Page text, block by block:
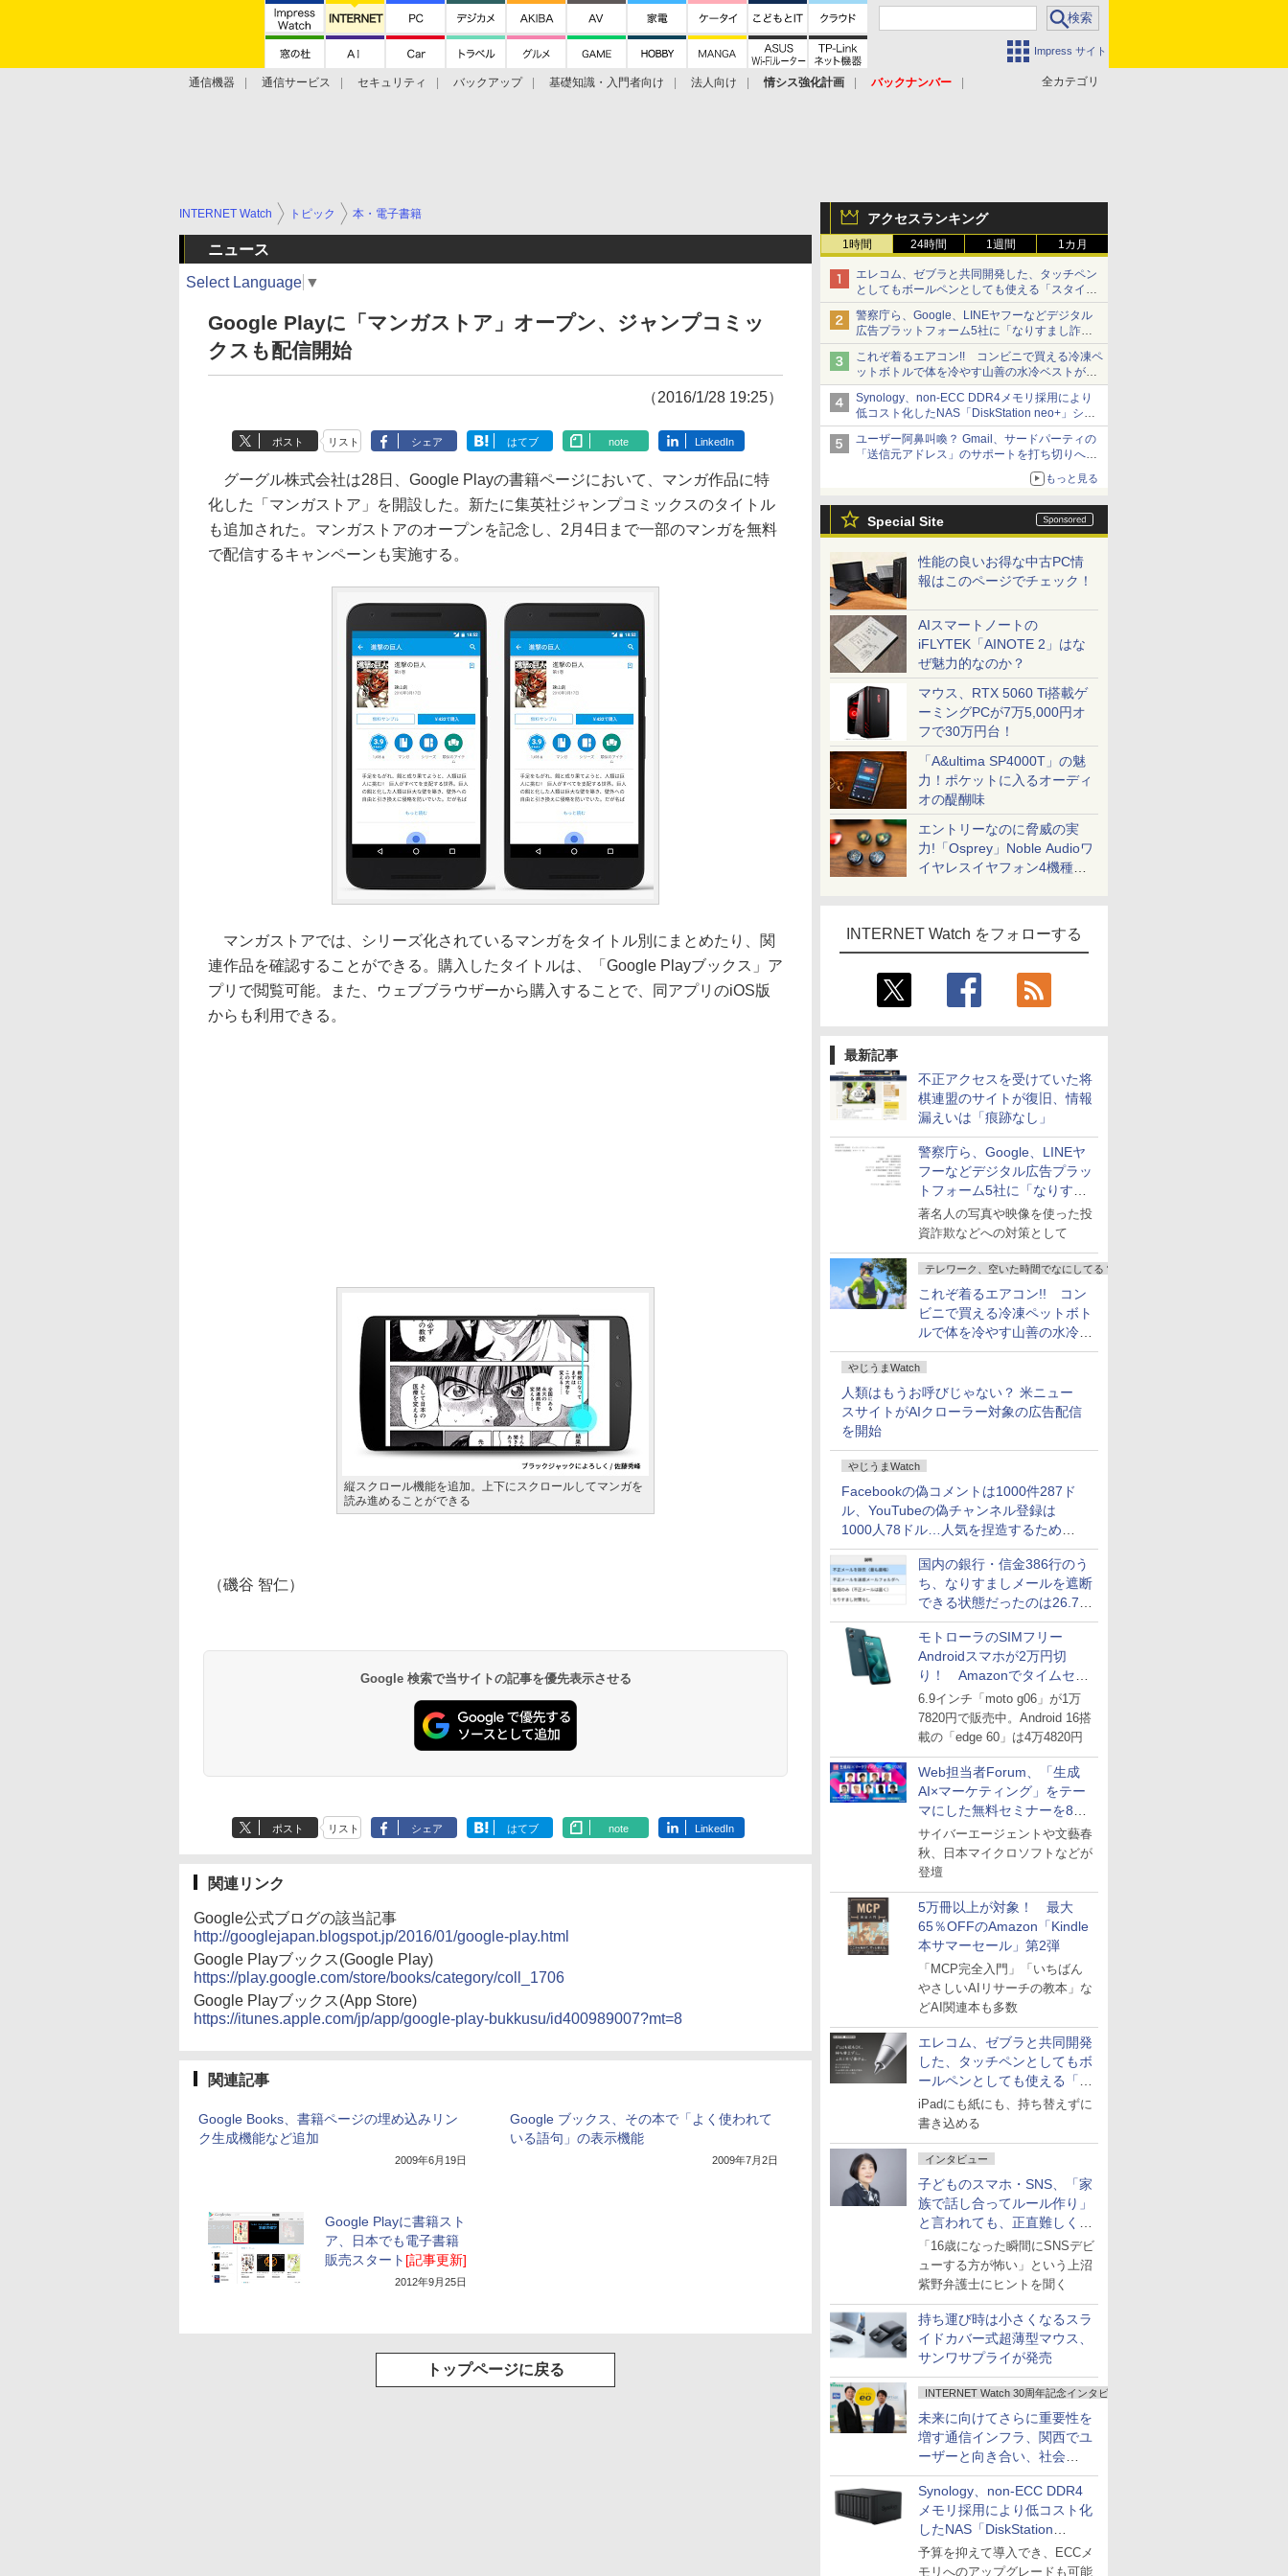
Impress サイト
全カテゴリ
通信機器 通信サービス セキュリティ バックアップ 基礎知識・入門者向け 法人向け 情シス強化計画
バックナンバー
アクセスランキング
1時間 24時間 1週間 1カ月
エレコム、ゼブラと共同開発した、タッチペン
としてもボールペンとしても使える「スタイラ
スツーウェイ」発売 iPadにも紙にも、持ち替
えずに書き込める
警察庁ら、Google、LINEヤフーなどデジタル
広告プラットフォーム5社に「なりすまし詐欺
広告」対策強化を要請 著名人の写真や映像を
使った投資詐欺などへの対策として
これぞ着るエアコン!! コンビニで買える冷凍ペ
ットボトルで体を冷やす山善の水冷ベストがロ
ードバイクにちょうどいい【ぼっち・ざ・ろー
ど！その14】【空いた時間でなにしてる？】
Synology、non-ECC DDR4メモリ採用により
低コスト化したNAS「DiskStation neo+」シリ
ーズ 予算を抑えて導入でき、ECCメモリへの
アップグレードも可能
ユーザー阿鼻叫喚？ Gmail、サードパーティの
「送信元アドレス」のサポートを打ち切りへ
もっと見る
Special Site
性能の良いお得な中古PC情
報はこのページでチェック！
AIスマートノートの
iFLYTEK「AINOTE 2」はな
ぜ魅力的なのか？
マウス、RTX 5060 Ti搭載ゲ
ーミングPCが7万5,000円オ
フで30万円台！
「A&ultima SP4000T」の魅
力！ポケットに入るオーディ
オの醍醐味
エントリーなのに脅威の実
力!「Osprey」Noble Audioワ
イヤレスイヤフォン4機種を
INTERNET Watch をフォローする
最新記事
不正アクセスを受けていた将
棋連盟のサイトが復旧、情報
漏えいは「痕跡なし」
警察庁ら、Google、LINEヤ
フーなどデジタル広告プラッ
トフォーム5社に「なりすま
し詐欺広告」対策強化を要請
著名人の写真や映像を使った投
資詐欺などへの対策として
テレワーク、空いた時間でなにしてる？
これぞ着るエアコン!! コン
ビニで買える冷凍ペットボト
ルで体を冷やす山善の水冷ベ
ストがロードバイクにちょう
どいい【ぼっち・ざ・ろー
ど！その14】
やじうまWatch
人類はもうお呼びじゃない？ 米ニュー
スサイトがAIクローラー対象の広告配信
を開始
やじうまWatch
Facebookの偽コメントは1000件287ド
ル、YouTubeの偽チャンネル登録は
1000人78ドル…人気を捏造するための
価格リストが公開中
国内の銀行・信金386行のう
ち、なりすましメールを遮断
できる状態だったのは26.7％
にとどまる～GMOブランド
セキュリティ調査
モトローラのSIMフリー
Androidスマホが2万円切
り！ Amazonでタイムセー
ル
6.9インチ「moto g06」が1万
7820円で販売中。Android 16搭
載の「edge 60」は4万4820円
Web担当者Forum、「生成
AI×マーケティング」をテー
マにした無料セミナーを8月
27日にオンライン開催
サイバーエージェントや文藝春
秋、日本マイクロソフトなどが
登壇
5万冊以上が対象！ 最大
65％OFFのAmazon「Kindle
本サマーセール」第2弾
「MCP完全入門」「いちばん
やさしいAIリサーチの教本」な
どAI関連本も多数
エレコム、ゼブラと共同開発
した、タッチペンとしてもボ
ールペンとしても使える「ス
タイラスツーウェイ」発売
iPadにも紙にも、持ち替えずに
書き込める
インタビュー
子どものスマホ・SNS、「家
族で話し合ってルール作り」
と言われても、正直難しくな
いですか？
「16歳になった瞬間にSNSデビ
ューする方が怖い」という上沼
紫野弁護士にヒントを聞く
持ち運び時は小さくなるスラ
イドカバー式超薄型マウス、
サンワサプライが発売
INTERNET Watch 30周年記念インタビュー
未来に向けてさらに重要性を
増す通信インフラ、関西でユ
ーザーと向き合い、社会
の“あたらしい”を起動し続け
る～オプテージ
Synology、non-ECC DDR4
メモリ採用により低コスト化
したNAS「DiskStation
neo+」シリーズ
予算を抑えて導入でき、ECCメ
モリへのアップグレードも可能
INTERNET Watch トピック 本・電子書籍
ニュース
Select Language ▼
Google Playに「マンガストア」オープン、ジャンプコミッ
クスも配信開始
（2016/1/28 19:25）
ポスト リスト シェア はてブ note LinkedIn
グーグル株式会社は28日、Google Playの書籍ページにおいて、マンガ作品に特
化した「マンガストア」を開設した。新たに集英社ジャンプコミックスのタイトル
も追加された。マンガストアのオープンを記念し、2月4日まで一部のマンガを無料
で配信するキャンペーンも実施する。
マンガストアでは、シリーズ化されているマンガをタイトル別にまとめたり、関
連作品を確認することができる。購入したタイトルは、「Google Playブックス」ア
プリで閲覧可能。また、ウェブブラウザーから購入することで、同アプリのiOS版
からも利用できる。
縦スクロール機能を追加。上下にスクロールしてマンガを
読み進めることができる
（磯谷 智仁）
Google 検索で当サイトの記事を優先表示させる
ポスト リスト シェア はてブ note LinkedIn
関連リンク
Google公式ブログの該当記事
http://googlejapan.blogspot.jp/2016/01/google-play.html
Google Playブックス(Google Play)
https://play.google.com/store/books/category/coll_1706
Google Playブックス(App Store)
https://itunes.apple.com/jp/app/google-play-bukkusu/id400989007?mt=8
関連記事
Google Books、書籍ページの埋め込みリン
ク生成機能など追加
2009年6月19日
Google ブックス、その本で「よく使われて
いる語句」の表示機能
2009年7月2日
Google Playに書籍スト
ア、日本でも電子書籍
販売スタート [記事更新]
2012年9月25日
トップページに戻る